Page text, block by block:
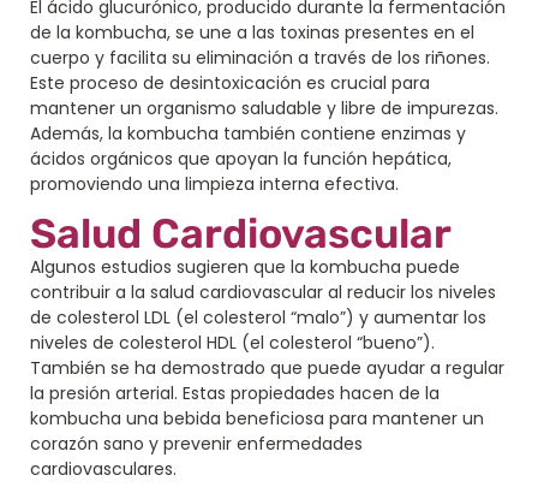
El ácido glucurónico, producido durante la fermentación
de la kombucha, se une a las toxinas presentes en el
cuerpo y facilita su eliminación a través de los riñones.
Este proceso de desintoxicación es crucial para
mantener un organismo saludable y libre de impurezas.
Además, la kombucha también contiene enzimas y
ácidos orgánicos que apoyan la función hepática,
promoviendo una limpieza interna efectiva.
Salud Cardiovascular
Algunos estudios sugieren que la kombucha puede
contribuir a la salud cardiovascular al reducir los niveles
de colesterol LDL (el colesterol “malo”) y aumentar los
niveles de colesterol HDL (el colesterol “bueno”).
También se ha demostrado que puede ayudar a regular
la presión arterial. Estas propiedades hacen de la
kombucha una bebida beneficiosa para mantener un
corazón sano y prevenir enfermedades
cardiovasculares.